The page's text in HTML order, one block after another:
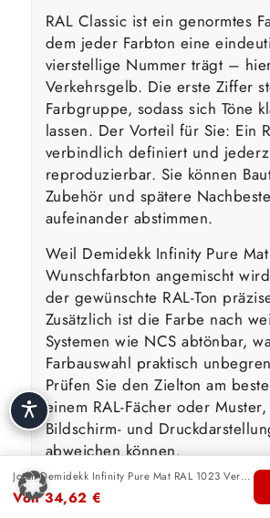
RAL Classic ist ein genormtes
dem jeder Farbton eine
vierstellige Nummer trägt –
Verkehrsgelb. Die erste Ziffer
Farbgruppe, sodass sich Töne
lassen. Der Vorteil für Sie: Ein
verbindlich definiert und
reproduzierbar. Sie können
Zubehör und spätere
aufeinander abstimmen.
Weil Demidekk Infinity Pure
Wunschfarbton angemischt
der gewünschte RAL-Ton
Zusätzlich ist die Farbe nach
Systemen wie NCS abtönbar,
Farbauswahl praktisch
Prüfen Sie den Zielton am
einem RAL-Fächer oder
Bildschirm- und
abweichen können.
Jotun Demidekk Infinity Pure Mat RAL 1023 Verkehrsgelb
Von34,62 €
🏠
Start
🛍️ 🔍